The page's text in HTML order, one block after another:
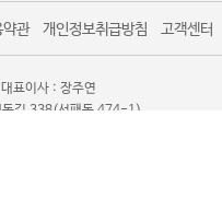
약관 개인정보취급방침 고객센터
대표이사 : 장주연
동길 338(서패동 474-1)